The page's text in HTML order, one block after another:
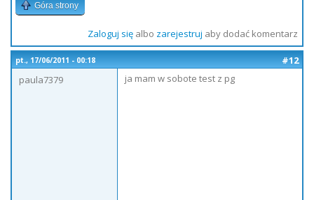
Góra strony
Zaloguj sięalbo zarejestruj aby dodać komentarz
pt., 17/06/2011 - 00:18
#12
paula7379
ja mam w sobote test z pg